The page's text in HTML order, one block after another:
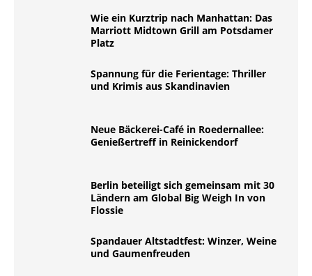
Wie ein Kurztrip nach Manhattan: Das
Marriott Midtown Grill am Potsdamer
Platz
Spannung für die Ferientage: Thriller
und Krimis aus Skandinavien
Neue Bäckerei-Café in Roedernallee:
Genießertreff in Reinickendorf
Berlin beteiligt sich gemeinsam mit 30
Ländern am Global Big Weigh In von
Flossie
Spandauer Altstadtfest: Winzer, Weine
und Gaumenfreuden